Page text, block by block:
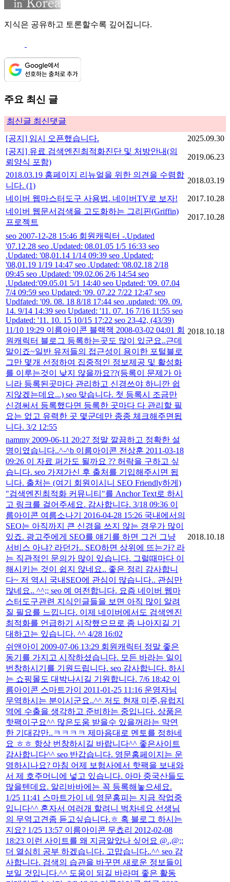
지식은 공유하고 토론할수록 깊어집니다.
주요 최신 글
최신글 최신댓글
[공지] 임시 오픈했습니다.
2025.09.30
[공지] 유료 검색엔진최적화진단 및 처방안내(의
뢰양식 포함)
2019.06.23
2018.03.19 홈페이지 리뉴얼을 위한 의견을 수렴합
니다. (1)
2018.03.19
네이버 웹마스터도구 사용법. 네이버TV로 보자!
2017.10.28
네이버 웹문서검색을 고도화하는 그리핀(Griffin)
프로젝트
2017.10.28
seo 2007-12-28 15:46 회원캐릭터 -.Updated
'07.12.28 seo .Updated: 08.01.05 1/5 16:33 seo
.Updated: '08,01.14 1/14 09:39 seo .Updated:
'08,01.19 1/19 14:47 seo .Updated: '08.02.18 2/18
09:45 seo .Updated: '09.02.06 2/6 14:54 seo
.Updated:'09.05.01 5/1 14:40 seo Updated: '09. 07.04
7/4 09:59 seo Updated: '09. 07.22 7/22 12:47 seo
Updfated: '09. 08. 18 8/18 17:44 seo .updated: '09. 09.
14. 9/14 14:39 seo Updated: '11. 07. 16 7/16 11:55 seo
Updated: '11. 10. 15 10/15 17:22 seo 23-42, (43/39)
11/10 19:29 이름아이콘 블랙잭 2008-03-02 04:01 회
원캐릭터 블로그 등록하는곳도 많이 있군요..근데
말이죠~일반 유저들의 접근성이 용이한 포털블로
그만 몇개 선정하여 집중적인 정보제공 및 활성화
를 이루는것이 낮지 않을까요??(등록이 문제가 아
니라 등록된곳마다 관리하고 신경쓰야 하니깐 쉽
지않겠는데요...) seo 맞습니다. 첫 등록시 조금만
신경써서 등록했다면 등록한 곳마다 다 관리할 필
요는 없고 유력한 곳 몇군데만 종종 체크해주면됩
니다. 3/2 12:55
2018.10.18
nammy 2009-06-11 20:27 정말 깔끔하고 정확한 설
명이였습니다..^-^b 이름아이콘 전상훈 2011-03-18
09:26 이 자료 퍼가도 될까요 ?? 허락을 구하고 싶
습니다. seo 가져가신 후 출처를 기입해주시면 됩
니다. 출처는 (여기 회원이시니 SEO Friendly하게)
"검색엔진최적화 커뮤니티"를 Anchor Text로 하시
고 링크를 걸어주세요. 감사합니다. 3/18 09:36 이
름아이콘 여름소나기 2016-04-28 15:26 국내에서의
SEO는 아직까지 큰 신경을 쓰지 않는 경우가 많이
있죠. 광고주에게 SEO를 얘기를 하면 그건 그냥
서비스 아냐? 라던가.. SEO하면 상위에 뜨는가? 라
는 직관적인 문의가 많이 있습니다. 그럴때마다 이
해시키는 것이 쉽지 않네요.. 좋은 정리 감사합니
다~ 저 역시 국내SEO에 관심이 많습니다.. 관심만
많네요.. ^^;; seo 예 여전합니다. 요즘 네이버 웹마
스터도구관련 지식인글들을 보면 아직 많이 알려
질 필요를 느낍니다. 이제 네이버에서도 검색엔진
최적화를 언급하기 시작했으므로 좀 나아지길 기
대하고는 있습니다. ^^ 4/28 16:02
2018.10.18
쉬앤아이 2009-07-06 13:29 회원캐릭터 정말 좋은
동기를 가지고 시작하셨습니다. 모든 바라는 일이
번창하시기를 기원드립니다. seo 감사합니다. 하시
는 쇼핑몰도 대박나시길 기원합니다. 7/6 18:42 이
름아이콘 스마트가이 2011-01-25 11:16 운영자님
무역하시는 분이시군요..^^ 저도 현재 미주,유럽지
역에 수출을 생각하고 준비하는 중입니다. 상품은
핫팩이구요^^ 많은도움 받을수 있을꺼라는 막연
한 기대감만..ㅋㅋㅋㅋ 제마음대로 멘토를 정하네
요 ㅎㅎ 항상 번창하시길 바랍니다^^ 좋은사이트
감사합니다^^ seo 반갑습니다. 영문홈페이지는 운
영하시나요? 마침 어제 보험사에서 핫팩을 보내와
서 제 호주머니에 넣고 있습니다. 아마 중국산들도
많을텐데요. 알리바바에는 꼭 등록해놓으세요.
1/25 11:41 스마트가이 네 영문홈피는 지금 작업중
입니다^^ 혼자서 여러개 할려니 벅차네요 선생님
의 무역고견좀 듣고싶습니다.ㅎ 혹 블로그 하시는
지요? 1/25 13:57 이름아이콘 무쵸리 2012-02-08
18:23 이런 사이트를 왜 지금알았나 싶어요 @.,@;;
더 열심히 공부 하겠습니다. 고맙습니다..^^ seo 감
사합니다. 검색의 습관을 바꾸면 새로운 정보들이
보일 것입니다.^^ 도움이 되길 바라며 좋은 활동